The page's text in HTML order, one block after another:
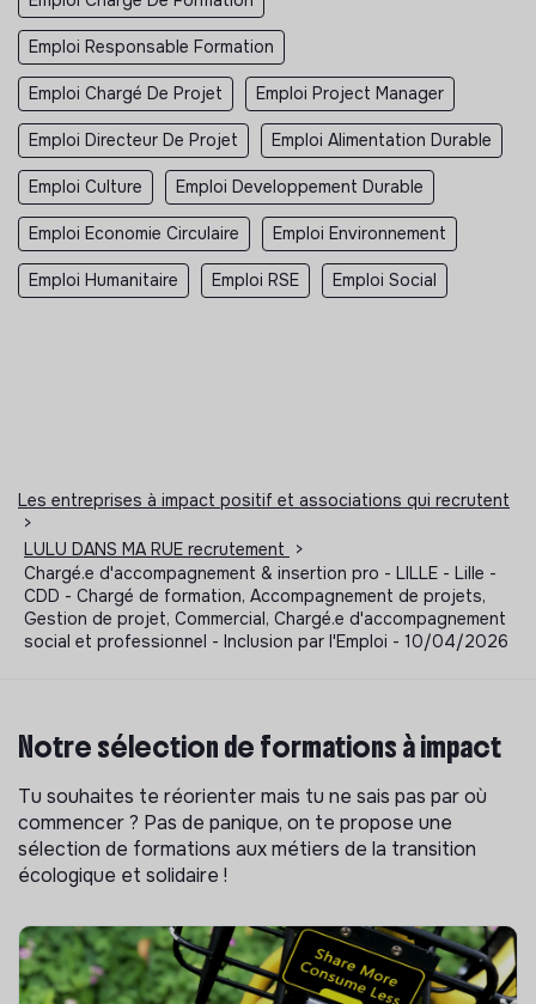
Emploi Responsable Formation
Emploi Chargé De Projet Emploi Project Manager
Emploi Directeur De Projet Emploi Alimentation Durable
Emploi Culture Emploi Developpement Durable
Emploi Economie Circulaire Emploi Environnement
Emploi Humanitaire Emploi RSE Emploi Social
Les entreprises à impact positif et associations qui recrutent
>
LULU DANS MA RUE recrutement
>
Chargé.e d'accompagnement & insertion pro - LILLE - Lille -
CDD - Chargé de formation, Accompagnement de projets,
Gestion de projet, Commercial, Chargé.e d'accompagnement
social et professionnel - Inclusion par l'Emploi - 10/04/2026
Notre sélection de formations à impact
Tu souhaites te réorienter mais tu ne sais pas par où
commencer ? Pas de panique, on te propose une
sélection de formations aux métiers de la transition
écologique et solidaire !